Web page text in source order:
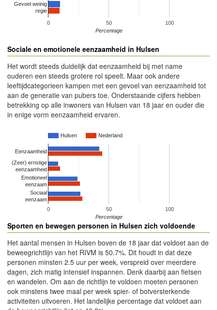
0 50 100
Gevoel weinig
regie
Percentage
Sociale en emotionele eenzaamheid in Hulsen
Het wordt steeds duidelijk dat eenzaamheid bij met name
ouderen een steeds grotere rol speelt. Maar ook andere
leeftijdcategorieen kampen met een gevoel van eenzaamheid tot
aan de generatie van pubers toe. Onderstaande cijfers hebben
betrekking op alle inwoners van Hulsen van 18 jaar en ouder die
in enige vorm eenzaamheid ervaren.
Hulsen Nederland
0 50 100
Eenzaamheid
(Zeer) ernstige
eenzaamheid
Emotioneel
eenzaam
Sociaal
eenzaam
Percentage
Sporten en bewegen personen in Hulsen zich voldoende
Het aantal mensen in Hulsen boven de 18 jaar dat voldoet aan de
beweegrichtlijn van het RIVM is 50.7%. Dit houdt in dat deze
personen minsten 2.5 uur per week, verspreid over meerdere
dagen, zich matig intensief inspannen. Denk daarbij aan fietsen
en wandelen. Om aan de richtlijn te voldoen moeten personen
ook minstens twee maal per week spier- of botversterkende
activiteiten uitvoeren. Het landelijke percentage dat voldoet aan